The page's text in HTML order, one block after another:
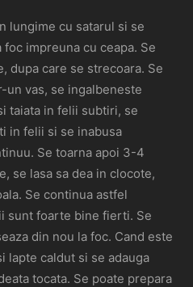
lungime cu satarul si se
impreuna cu ceapa. Se
dupa care se strecoara. Se
vas, se ingalbeneste
taiata in felii subtiri, se
in felii si se inabusa
Se toarna apoi 3-4
se lasa sa dea in clocote,
Se continua astfel
sunt foarte bine fierti. Se
din nou la foc. Cand este
lapte caldut si se adauga
tocata. Se poate prepara